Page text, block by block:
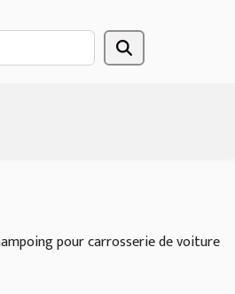
pour carrosserie de voiture